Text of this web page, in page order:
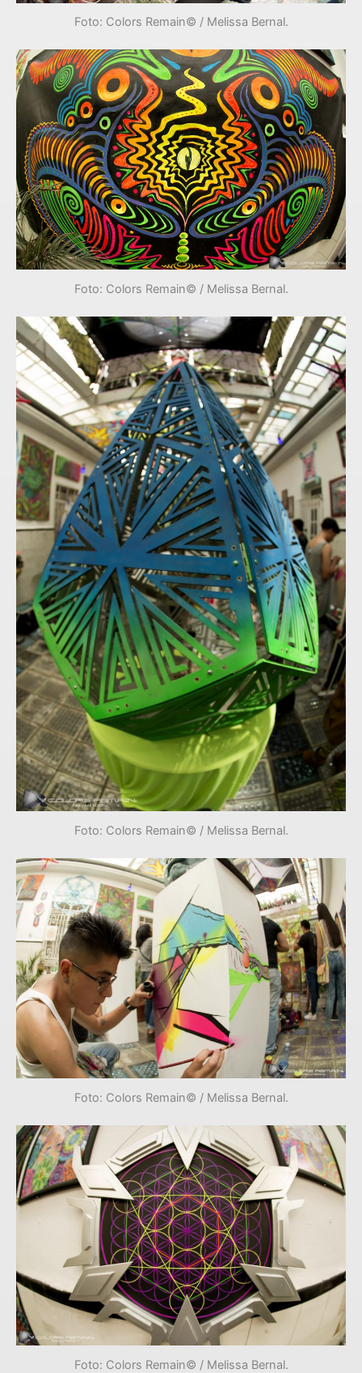
Foto: Colors Remain© / Melissa Bernal.
Foto: Colors Remain© / Melissa Bernal.
Foto: Colors Remain© / Melissa Bernal.
Foto: Colors Remain© / Melissa Bernal.
Foto: Colors Remain© / Melissa Bernal.